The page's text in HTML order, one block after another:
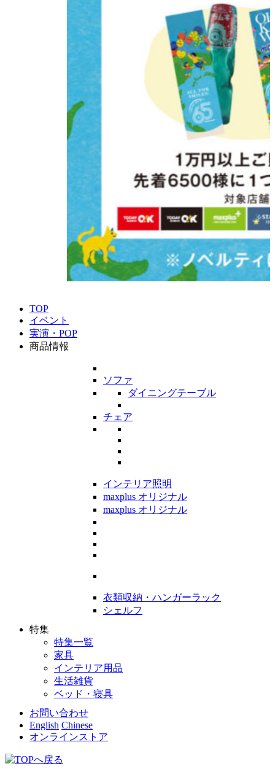
TOP
イベント
実演・POP
商品情報
ソファ
ダイニングテーブル
チェア
インテリア照明
maxplus オリジナル
maxplus オリジナル
衣類収納・ハンガーラック
シェルフ
特集
特集一覧
家具
インテリア用品
生活雑貨
ベッド・寝具
お問い合わせ
English Chinese
オンラインストア